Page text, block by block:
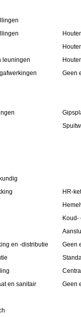
leuningen
Geen
HR-
en -distributie
Geen
en sanitair Geen